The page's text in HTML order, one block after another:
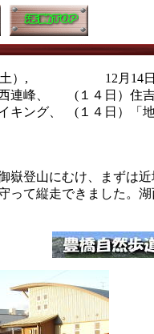
土）, 12月14日
連峰、 (１４日）住吉
ング、 (１４日）「地
登山にむけ、まずは近
って縦走できました。